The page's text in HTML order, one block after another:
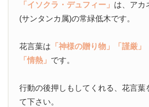
「イソクラ・デュフィー」 は、アカ
(サンタンカ属)の常緑低木です。
花言葉は 「神様の贈り物」 「謹厳」
「情熱」 です。
行動の後押しもしてくれる、花言葉
て下さい。